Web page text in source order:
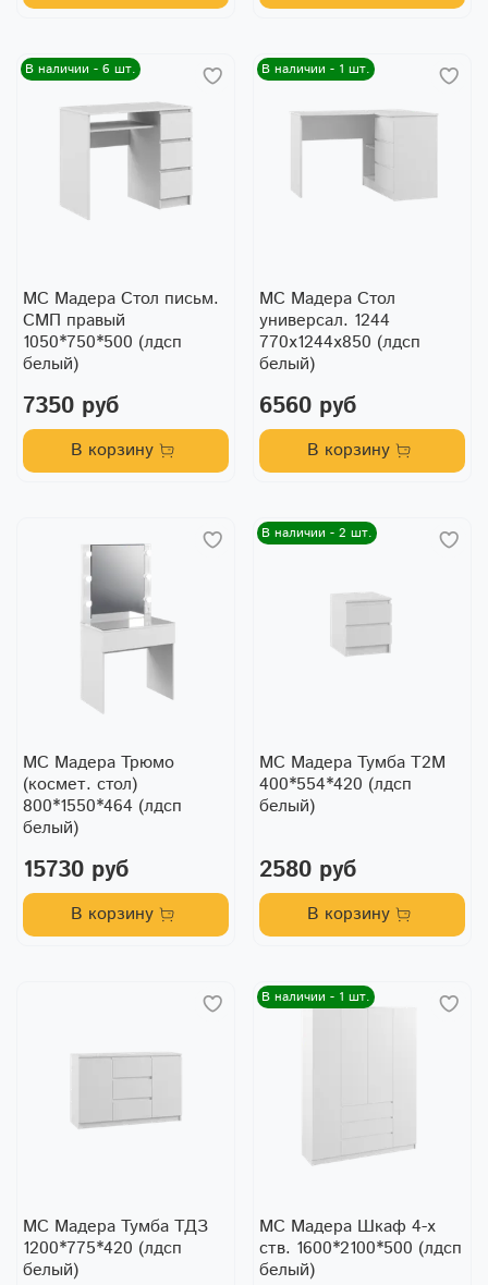
В наличии - 6 шт.
МС Мадера Стол письм.
СМП правый
1050*750*500 (лдсп
белый)
7350 руб
В корзину
В наличии - 1 шт.
МС Мадера Стол
универсал. 1244
770х1244х850 (лдсп
белый)
6560 руб
В корзину
МС Мадера Трюмо
(космет. стол)
800*1550*464 (лдсп
белый)
15730 руб
В корзину
В наличии - 2 шт.
МС Мадера Тумба Т2М
400*554*420 (лдсп
белый)
2580 руб
В корзину
МС Мадера Тумба ТДЗ
1200*775*420 (лдсп
белый)
В наличии - 1 шт.
МС Мадера Шкаф 4-х
ств. 1600*2100*500 (лдсп
белый)